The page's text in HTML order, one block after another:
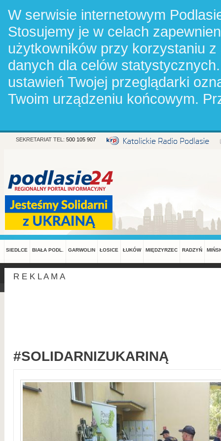
W serwisie internetowym
Stosujemy je w celach
użytkowników przy korzystaniu
danych dla celów
ustawień Twojej przeglądarki
Twoim urządzeniu końcowym.
SEKRETARIAT TEL: 500 105 907
SIEDLCE BIAŁA PODL. GARWOLIN ŁOSICE ŁUKÓW MIĘDZYRZEC RADZYŃ
R E K L A M A
#SOLIDARNIZUKARINĄ